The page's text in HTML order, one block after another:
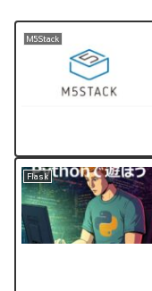
M5Stack
Flask